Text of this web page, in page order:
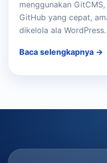
menggunakan
GitHub yang cepat,
dikelola ala WordPress.
Baca selengkapnya →